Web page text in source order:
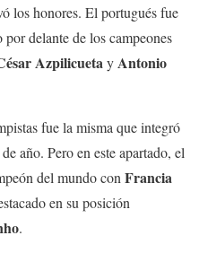
los honores. El portugués fue
delante de los campeones
AzpilicuetayAntonio
fue la misma que integró
año. Pero en este apartado, el
del mundo con Francia
en su posición
.